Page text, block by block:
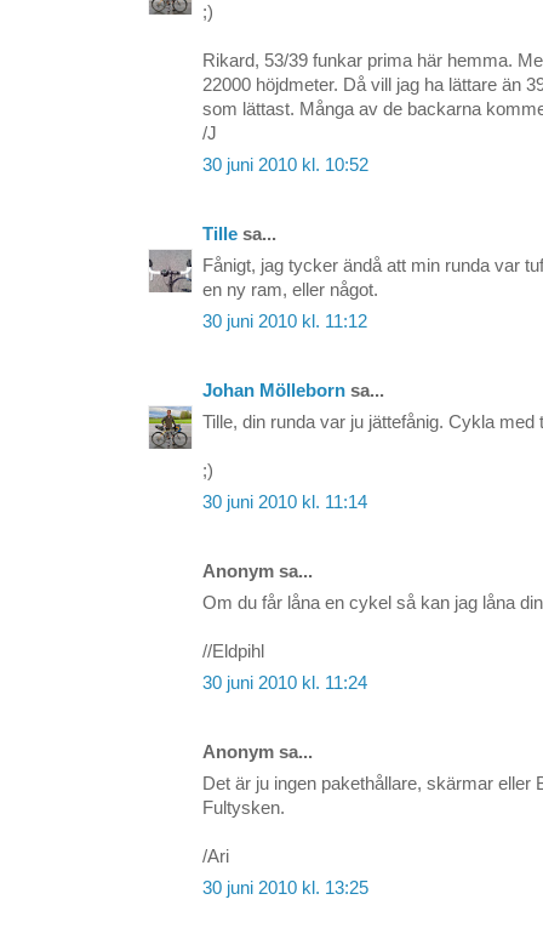
;)
Rikard, 53/39 funkar prima här hemma.
22000 höjdmeter. Då vill jag ha lättare än
som lättast. Många av de backarna
/J
30 juni 2010 kl. 10:52
Tille sa...
Fånigt, jag tycker ändå att min runda var
en ny ram, eller något.
30 juni 2010 kl. 11:12
Johan Mölleborn sa...
Tille, din runda var ju jättefånig. Cykla med
;)
30 juni 2010 kl. 11:14
Anonym sa...
Om du får låna en cykel så kan jag låna
//Eldpihl
30 juni 2010 kl. 11:24
Anonym sa...
Det är ju ingen pakethållare, skärmar eller
Fultysken.
/Ari
30 juni 2010 kl. 13:25